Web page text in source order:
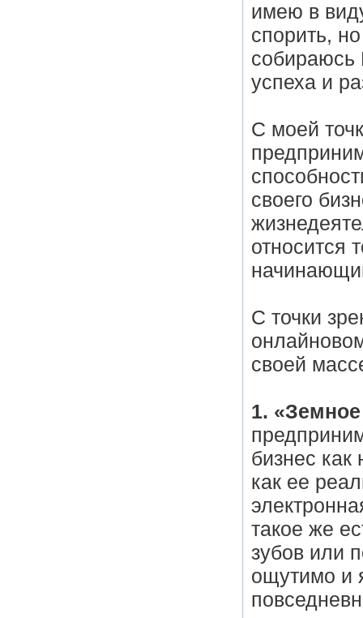
имею в
спорить,
собираюсь
успеха и
С моей
своего
относится
С точки
своей
1.
бизнес
как ее
такое же
зубов или
ощутимо и